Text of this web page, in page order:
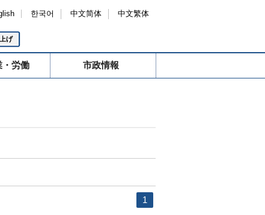
한국어 中文简体 中文繁体
げ
・労働 市政情報
1